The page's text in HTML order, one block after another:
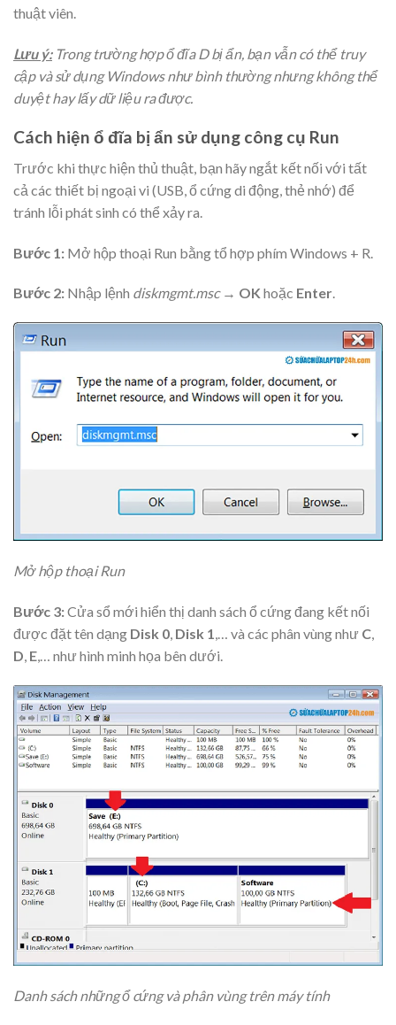
thuật viên.
Lưu ý: Trong trường hợp ổ đĩa D bị ẩn, bạn vẫn có thể truy
cập và sử dụng Windows như bình thường nhưng không thể
duyệt hay lấy dữ liệu ra được.
Cách hiện ổ đĩa bị ẩn sử dụng công cụ Run
Trước khi thực hiện thủ thuật, bạn hãy ngắt kết nối với tất
cả các thiết bị ngoại vi (USB, ổ cứng di động, thẻ nhớ) để
tránh lỗi phát sinh có thể xảy ra.
Bước 1: Mở hộp thoại Run bằng tổ hợp phím Windows + R.
Bước 2: Nhập lệnh diskmgmt.msc→ OK hoặc Enter.
Mở hộp thoại Run
Bước 3:Cửa sổ mới hiển thị danh sách ổ cứng đang kết nối
được đặt tên dạng Disk 0 Disk 1 ,… và các phân vùng như C
D E ,… như hình minh họa bên dưới.
Danh sách những ổ cứng và phân vùng trên máy tính